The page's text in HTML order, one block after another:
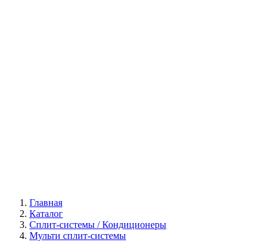
Главная
Каталог
Сплит-системы / Кондиционеры
Мульти сплит-системы